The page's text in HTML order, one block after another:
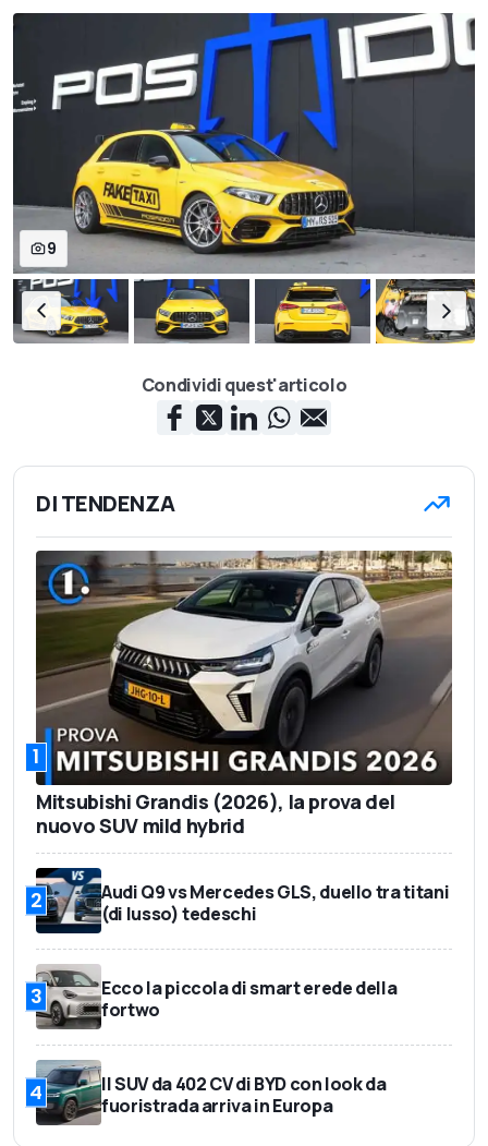
9
Condividi quest'articolo
DI TENDENZA
1
Mitsubishi Grandis (2026), la prova del
nuovo SUV mild hybrid
2
Audi Q9 vs Mercedes GLS, duello tra titani
(di lusso) tedeschi
3
Ecco la piccola di smart erede della
fortwo
4
Il SUV da 402 CV di BYD con look da
fuoristrada arriva in Europa